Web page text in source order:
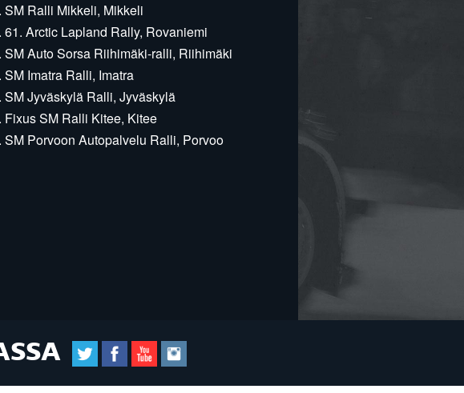
Ralli Mikkeli, Mikkeli
Arctic Lapland Rally, Rovaniemi
Auto Sorsa Riihimäki-ralli, Riihimäki
Imatra Ralli, Imatra
Jyväskylä Ralli, Jyväskylä
SM Ralli Kitee, Kitee
Porvoon Autopalvelu Ralli, Porvoo